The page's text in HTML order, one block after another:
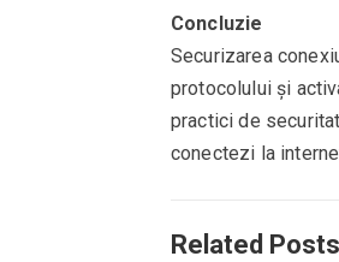
Concluzie
Securizarea
protocolului și
practici de
conectezi la
Related Posts